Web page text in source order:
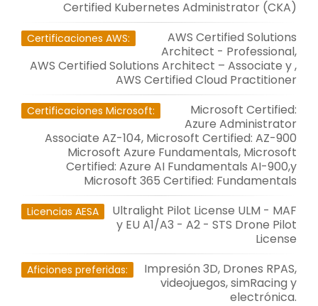
Certified Kubernetes Administrator (CKA)
Certificaciones AWS:
AWS Certified Solutions
Architect - Professional,
AWS Certified Solutions Architect – Associate y ,
AWS Certified Cloud Practitioner
Certificaciones Microsoft:
Microsoft Certified:
Azure Administrator
Associate AZ-104, Microsoft Certified: AZ-900
Microsoft Azure Fundamentals, Microsoft
Certified: Azure AI Fundamentals AI-900,y
Microsoft 365 Certified: Fundamentals
Licencias AESA
Ultralight Pilot License ULM - MAF
y EU A1/A3 - A2 - STS Drone Pilot
License
Aficiones preferidas:
Impresión 3D, Drones RPAS,
videojuegos, simRacing y
electrónica.